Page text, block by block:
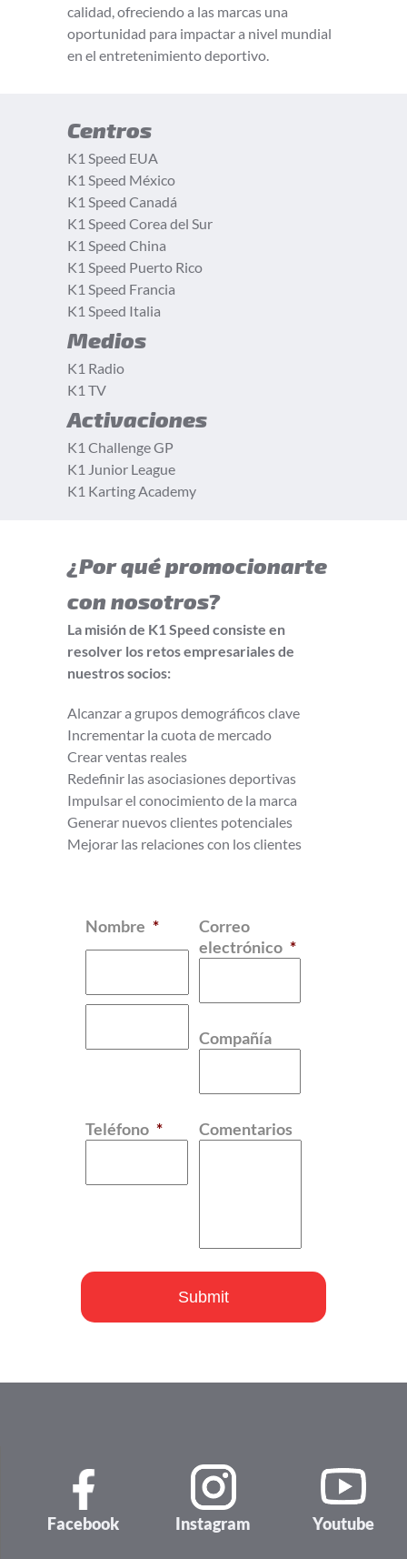
calidad, ofreciendo a las marcas una
oportunidad para impactar a nivel mundial
en el entretenimiento deportivo.
Centros
K1 Speed EUA
K1 Speed México
K1 Speed Canadá
K1 Speed Corea del Sur
K1 Speed China
K1 Speed Puerto Rico
K1 Speed Francia
K1 Speed Italia
Medios
K1 Radio
K1 TV
Activaciones
K1 Challenge GP
K1 Junior League
K1 Karting Academy
¿Por qué promocionarte
con nosotros?
La misión de K1 Speed consiste en
resolver los retos empresariales de
nuestros socios:
Alcanzar a grupos demográficos clave
Incrementar la cuota de mercado
Crear ventas reales
Redefinir las asociasiones deportivas
Impulsar el conocimiento de la marca
Generar nuevos clientes potenciales
Mejorar las relaciones con los clientes
Nombre *
Correo
electrónico *
Compañía
Teléfono * Comentarios
Facebook Instagram Youtube